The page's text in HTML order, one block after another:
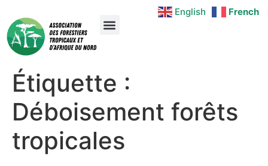
Étiquette :
Déboisement forêts
tropicales
English French